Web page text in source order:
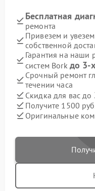
Бесплатная
ремонта
Привезем и
собственной
Гарантия на наши
систем Bork до 3-
Срочный ремонт
течении часа
Скидка для вас до
Получите 1500
Оригинальные